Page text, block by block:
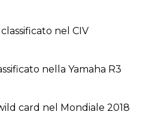
classificato nel CIV
nella Yamaha R3
card nel Mondiale 2018